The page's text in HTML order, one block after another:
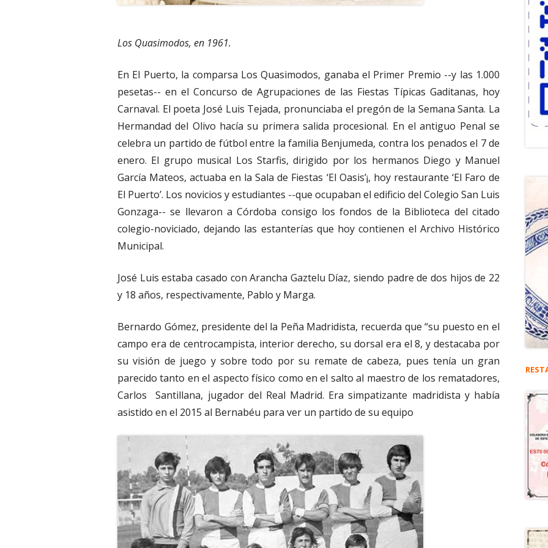
Los Quasimodos, en 1961.
En El Puerto, la comparsa Los Quasimodos, ganaba el Primer Premio --y las 1.000
pesetas-- en el Concurso de Agrupaciones de las Fiestas Típicas Gaditanas, hoy
Carnaval. El poeta José Luis Tejada, pronunciaba el pregón de la Semana Santa. La
Hermandad del Olivo hacía su primera salida procesional. En el antiguo Penal se
celebra un partido de fútbol entre la familia Benjumeda, contra los penados el 7 de
enero. El grupo musical Los Starfis, dirigido por los hermanos Diego y Manuel
García Mateos, actuaba en la Sala de Fiestas ‘El Oasis’¡, hoy restaurante ‘El Faro de
El Puerto’. Los novicios y estudiantes --que ocupaban el edificio del Colegio San Luis
Gonzaga-- se llevaron a Córdoba consigo los fondos de la Biblioteca del citado
colegio-noviciado, dejando las estanterías que hoy contienen el Archivo Histórico
Municipal.
José Luis estaba casado con Arancha Gaztelu Díaz, siendo padre de dos hijos de 22
y 18 años, respectivamente, Pablo y Marga.
Bernardo Gómez, presidente del la Peña Madridista, recuerda que “su puesto en el
campo era de centrocampista, interior derecho, su dorsal era el 8, y destacaba por
su visión de juego y sobre todo por su remate de cabeza, pues tenía un gran
parecido tanto en el aspecto físico como en el salto al maestro de los rematadores,
Carlos Santillana, jugador del Real Madrid. Era simpatizante madridista y había
asistido en el 2015 al Bernabéu para ver un partido de su equipo